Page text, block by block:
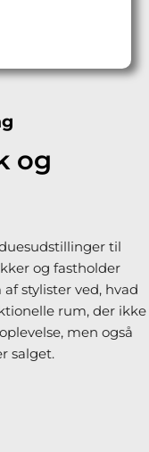
og
til
og fastholder
stylister ved, hvad
rum, der ikke
men også
salget.